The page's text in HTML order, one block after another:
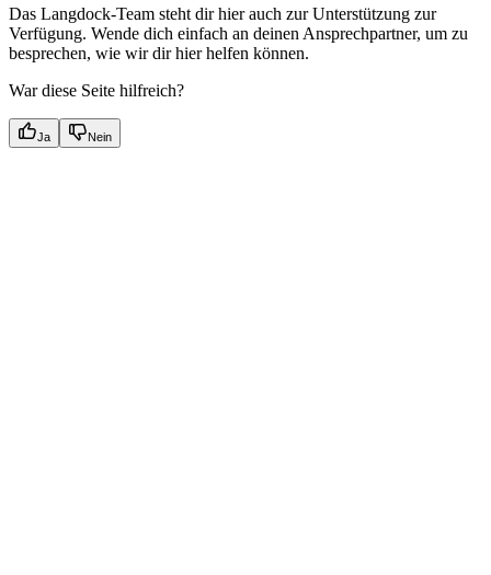
Das Langdock-Team steht dir hier auch zur Unterstützung zur
Verfügung. Wende dich einfach an deinen Ansprechpartner, um zu
besprechen, wie wir dir hier helfen können.
War diese Seite hilfreich?
Ja Nein